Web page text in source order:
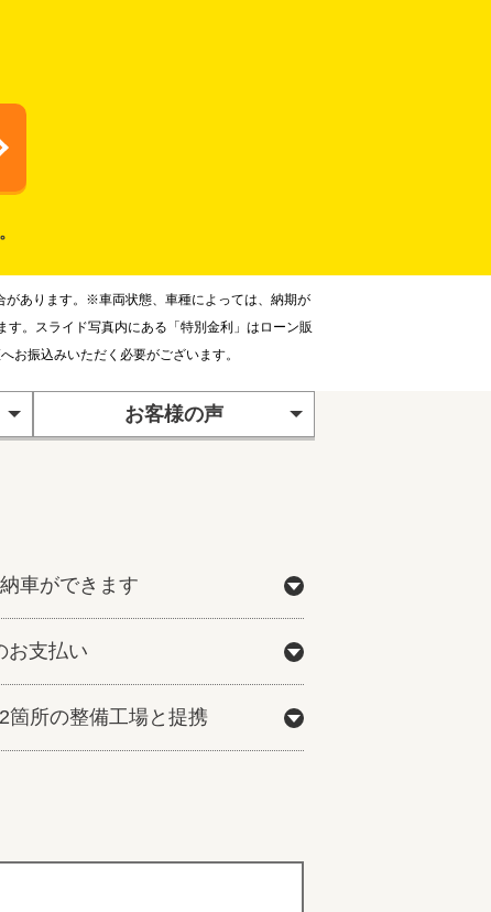
あります。※車両状態、車種によっては、納期が
。スライド写真内にある「特別金利」はローン販
お振込みいただく必要がございます。
お客様の声
車ができます
お支払い
箇所の整備工場と提携